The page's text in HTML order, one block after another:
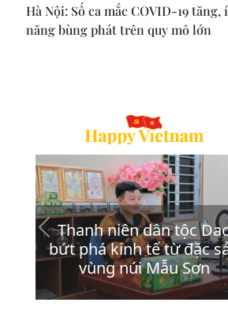
Hà Nội: Số ca mắc COVID-19 tăng,
năng bùng phát trên quy mô lớn